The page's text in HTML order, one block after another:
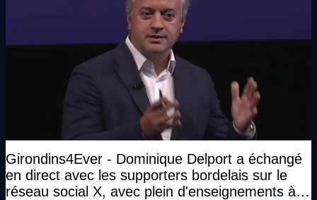
Girondins4Ever - Dominique Delport a échangé
en direct avec les supporters bordelais sur le
réseau social X, avec plein d'enseignements à la